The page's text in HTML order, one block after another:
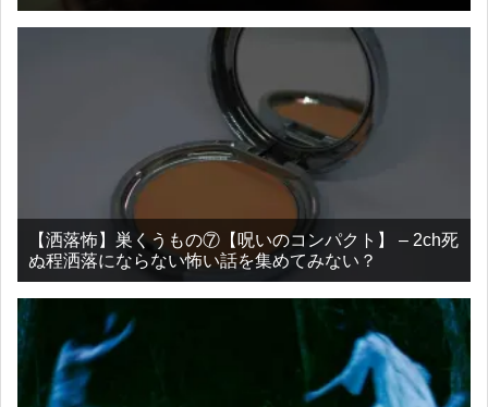
【洒落怖】巣くうもの⑦【呪いのコンパクト】 – 2ch死
ぬ程洒落にならない怖い話を集めてみない？